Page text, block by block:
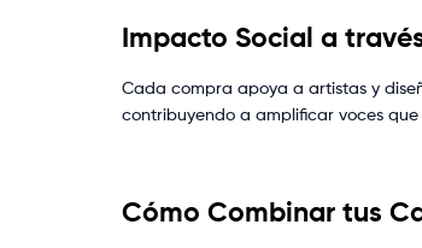
Impacto Social a
Cada compra apoya a artistas y
contribuyendo a amplificar voces
Cómo Combinar tus